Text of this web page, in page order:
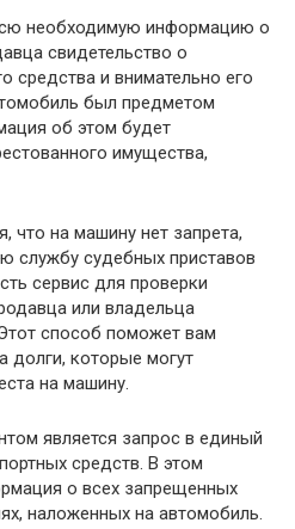
необходимую информацию о
свидетельство о
средства и внимательно его
был предметом
об этом будет
имущества,
что на машину нет запрета,
службу судебных приставов
сервис для проверки
или владельца
способ поможет вам
долги, которые могут
на машину.
является запрос в единый
средств. В этом
о всех запрещенных
наложенных на автомобиль.